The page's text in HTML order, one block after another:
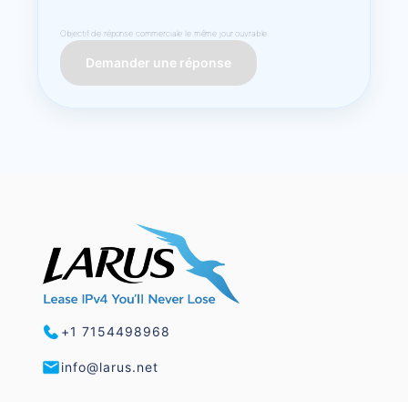
Objectif de réponse commerciale le même jour ouvrable.
Demander une réponse
+1 7154498968
info@larus.net